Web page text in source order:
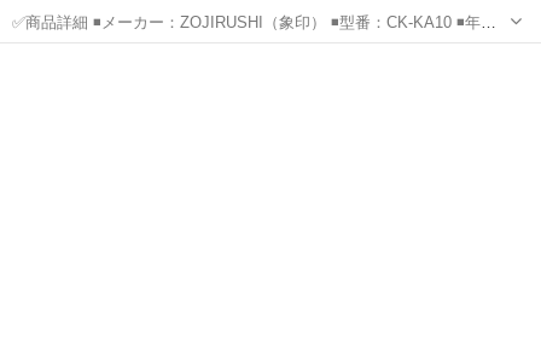
✅商品詳細 ◾️メーカー：ZOJIRUSHI（象印） ◾️型番：CK-KA10 ◾️年
式：2024年 ✅商品状態 ・動作確認済みです。 ・全体的に使用感が少